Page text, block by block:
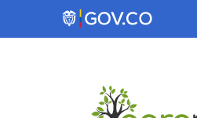
Pasar al contenido principal